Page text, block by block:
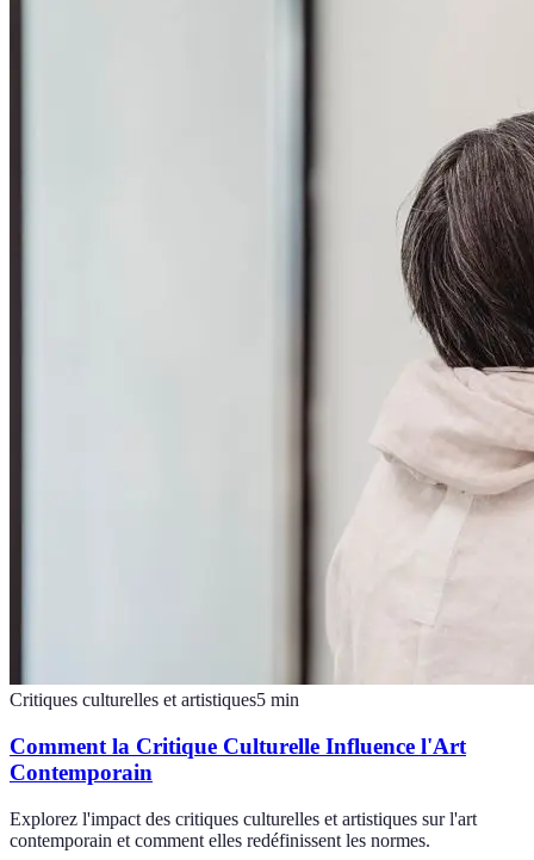
Critiques culturelles et artistiques5 min
Comment la Critique Culturelle Influence l'Art
Contemporain
Explorez l'impact des critiques culturelles et artistiques sur l'art
contemporain et comment elles redéfinissent les normes.